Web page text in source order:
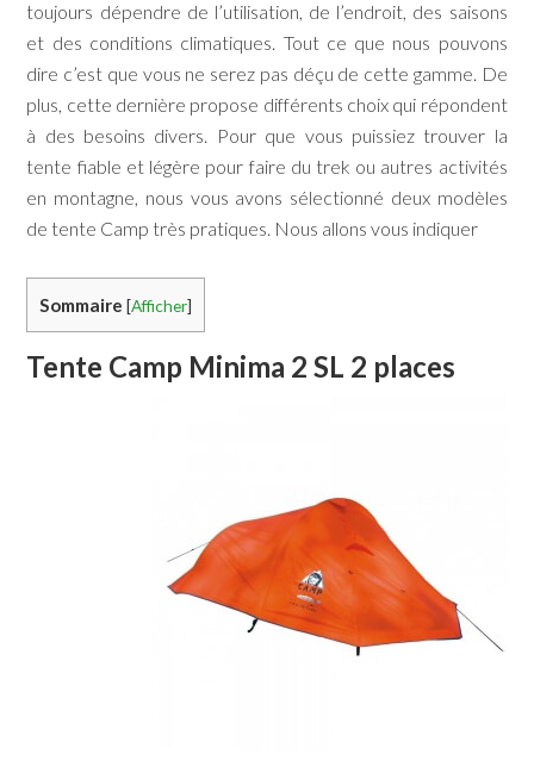
toujours dépendre de l’utilisation, de l’endroit, des saisons
et des conditions climatiques. Tout ce que nous pouvons
dire c’est que vous ne serez pas déçu de cette gamme. De
plus, cette dernière propose différents choix qui répondent
à des besoins divers. Pour que vous puissiez trouver la
tente fiable et légère pour faire du trek ou autres activités
en montagne, nous vous avons sélectionné deux modèles
de tente Camp très pratiques. Nous allons vous indiquer
Sommaire [Afficher]
Tente Camp Minima 2 SL 2 places